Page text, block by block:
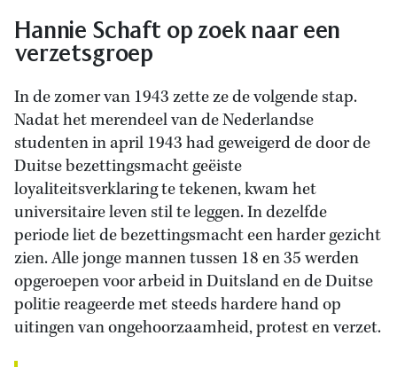
Hannie Schaft op zoek naar een
verzetsgroep
In de zomer van 1943 zette ze de volgende stap.
Nadat het merendeel van de Nederlandse
studenten in april 1943 had geweigerd de door de
Duitse bezettingsmacht geëiste
loyaliteitsverklaring te tekenen, kwam het
universitaire leven stil te leggen. In dezelfde
periode liet de bezettingsmacht een harder gezicht
zien. Alle jonge mannen tussen 18 en 35 werden
opgeroepen voor arbeid in Duitsland en de Duitse
politie reageerde met steeds hardere hand op
uitingen van ongehoorzaamheid, protest en verzet.